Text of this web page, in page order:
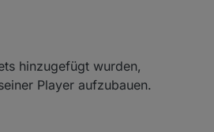
hinzugefügt wurden,
Player aufzubauen.